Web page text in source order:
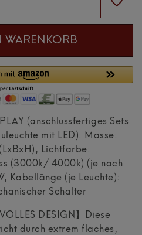
WARENKORB
(anschlussfertiges Sets
mit LED): Masse:
Lichtfarbe:
(3000k/ 4000k) (je nach
Kabellänge (je Leuchte):
Schalter
DESIGN】Diese
durch extrem flaches,